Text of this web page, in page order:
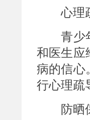
心理疏
青少年
和医生应
病的信心
行心理疏
防晒保